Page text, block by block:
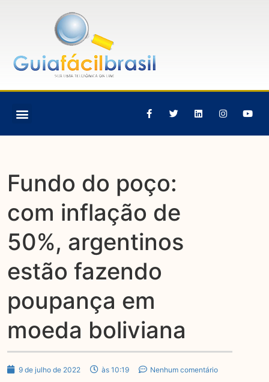
Fundo do poço:
com inflação de
50%, argentinos
estão fazendo
poupança em
moeda boliviana
9 de julho de 2022 às 10:19 Nenhum comentário